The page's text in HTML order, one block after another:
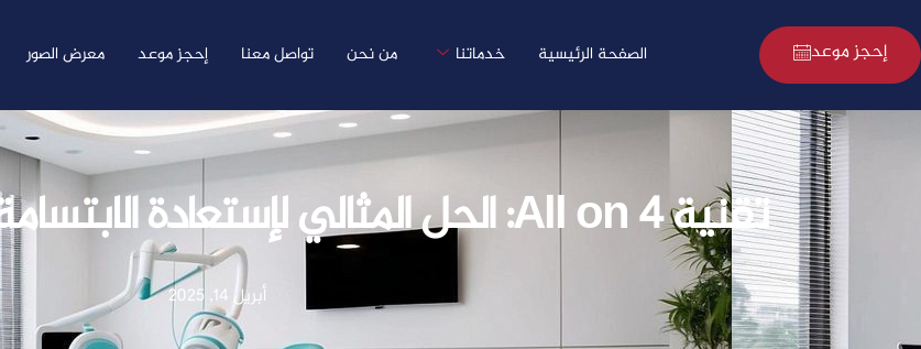
إحجز موعد الصفحة الرئيسية خدماتنا من نحن تواصل معنا إحجز موعد معرض الصور
Home طب الأسنان
تقنية All on 4: الحل المثالي لإستعادة الابتسامة الكاملة بأسنان ثابتة
أبريل 14, 2025